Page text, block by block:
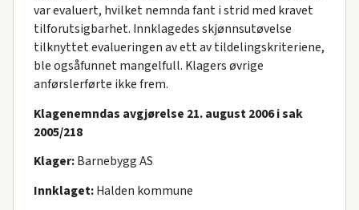
var evaluert, hvilket nemnda fant i strid med kravet
tilforutsigbarhet. Innklagedes skjønnsutøvelse
tilknyttet evalueringen av ett av tildelingskriteriene,
ble ogsåfunnet mangelfull. Klagers øvrige
anførslerførte ikke frem.
Klagenemndas avgjørelse 21. august 2006 i sak
2005/218
Klager:Barnebygg AS
Innklaget:Halden kommune